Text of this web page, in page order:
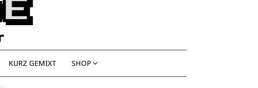
KURZ GEMIXT SHOP